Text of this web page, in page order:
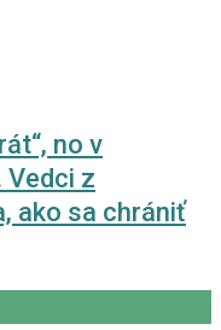
no v
z
ako sa chrániť